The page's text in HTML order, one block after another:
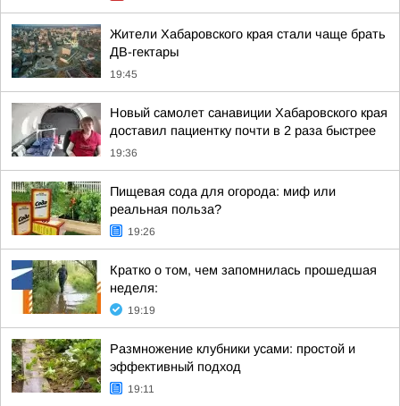
Жители Хабаровского края стали чаще брать
ДВ-гектары
19:45
Новый самолет санавиции Хабаровского края
доставил пациентку почти в 2 раза быстрее
19:36
Пищевая сода для огорода: миф или
реальная польза?
19:26
Кратко о том, чем запомнилась прошедшая
неделя:
19:19
Размножение клубники усами: простой и
эффективный подход
19:11